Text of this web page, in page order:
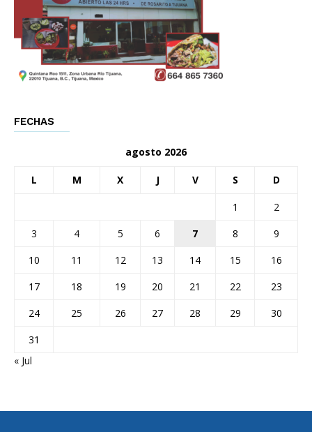
FECHAS
agosto 2026
L M X J V S D
1
2
3
4 5 6 7 8
9
10
11 12 13 14 15
16
17
18 19 20 21 22
23
24
25 26 27 28 29
30
31
« Jul